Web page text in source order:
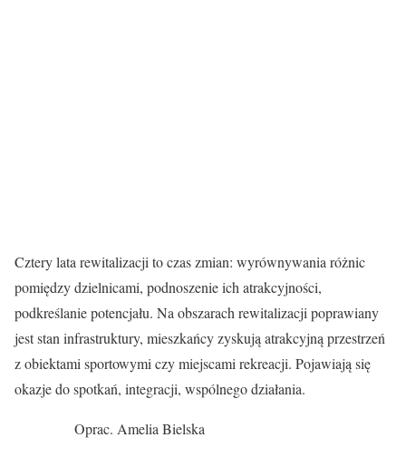
Cztery lata rewitalizacji to czas zmian: wyrównywania różnic
pomiędzy dzielnicami, podnoszenie ich atrakcyjności,
podkreślanie potencjału. Na obszarach rewitalizacji poprawiany
jest stan infrastruktury, mieszkańcy zyskują atrakcyjną przestrzeń
z obiektami sportowymi czy miejscami rekreacji. Pojawiają się
okazje do spotkań, integracji, wspólnego działania.
Oprac. Amelia Bielska